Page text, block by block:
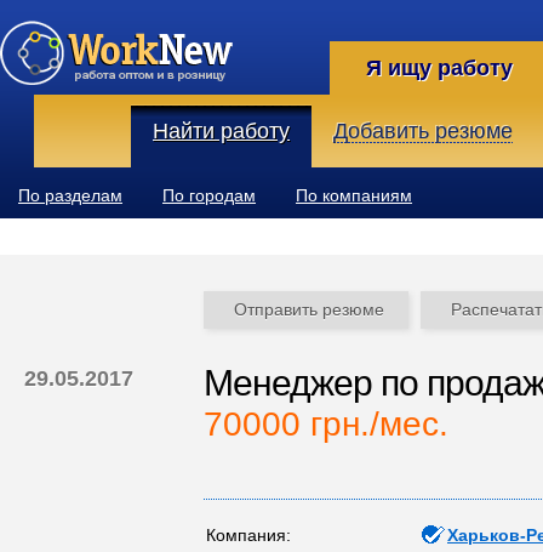
Я ищу работу
Найти работу Добавить резюме
По разделам По городам По компаниям
Отправить резюме
29.05.2017 Менеджер по
70000 грн./мес.
Компания:
Харьков-